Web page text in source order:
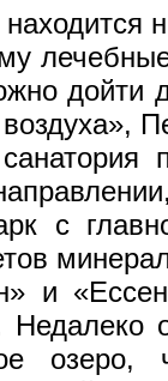
дойти
с
и
Недалеко
озеро,